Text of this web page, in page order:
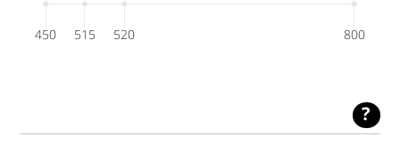
450 515 520 800